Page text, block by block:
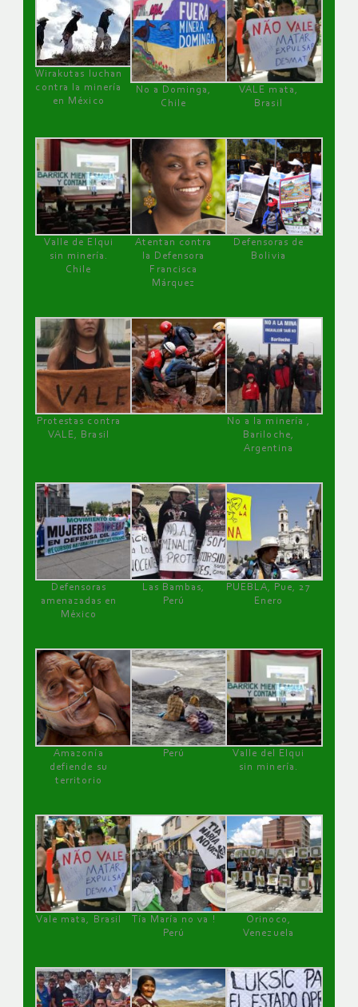
Wirakutas luchan
contra la minería
en México
No a Dominga,
Chile
VALE mata,
Brasil
Valle de Elqui
sin minería.
Chile
Atentan contra
la Defensora
Francisca
Márquez
Defensoras de
Bolivia
Protestas contra
VALE, Brasil
No a la minería ,
Bariloche,
Argentina
Defensoras
amenazadas en
México
Las Bambas,
Perú
PUEBLA, Pue, 27
Enero
Amazonía
defiende su
territorio
Perú
Valle del Elqui
sin minería.
Vale mata, Brasil
Tía María no va !
Perú
Orinoco,
Venezuela